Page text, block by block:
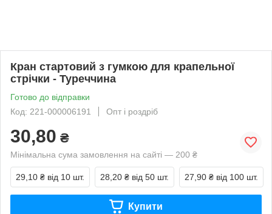
Кран стартовий з гумкою для крапельної
стрічки - Туреччина
Готово до відправки
Код: 221-000006191
Опт і роздріб
30,80 ₴
Мінімальна сума замовлення на сайті — 200 ₴
29,10 ₴ від 10 шт. 28,20 ₴ від 50 шт. 27,90 ₴ від 100 шт.
Купити